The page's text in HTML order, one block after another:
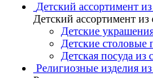
Детский ассортимент из
Детский ассортимент из
Детские
Детские столовые
Детская посуда из
Религиозные изделия из